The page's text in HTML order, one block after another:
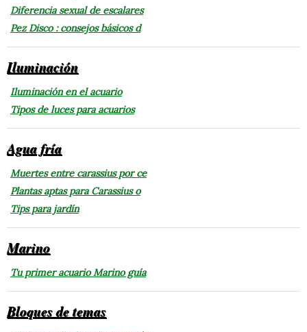
Diferencia sexual de escalares
Pez Disco : consejos básicos d
Iluminación
Iluminación en el acuario
Tipos de luces para acuarios
Agua fría
Muertes entre carassius por ce
Plantas aptas para Carassius o
Tips para jardín
Marino
Tu primer acuario Marino guía
Bloques de temas